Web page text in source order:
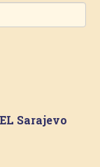
Sarajevo